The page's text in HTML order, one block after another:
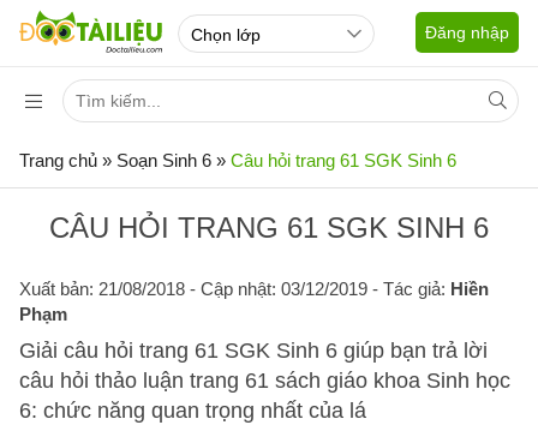
Đăng nhập
Trang chủ » Soạn Sinh 6 » Câu hỏi trang 61 SGK Sinh 6
CÂU HỎI TRANG 61 SGK SINH 6
Xuất bản: 21/08/2018 - Cập nhật: 03/12/2019 - Tác giả: Hiền
Phạm
Giải câu hỏi trang 61 SGK Sinh 6 giúp bạn trả lời
câu hỏi thảo luận trang 61 sách giáo khoa Sinh học
6: chức năng quan trọng nhất của lá